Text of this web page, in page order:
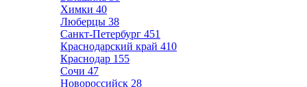
Химки 40
Люберцы 38
Санкт-Петербург 451
Краснодарский край 410
Краснодар 155
Сочи 47
Новороссийск 28